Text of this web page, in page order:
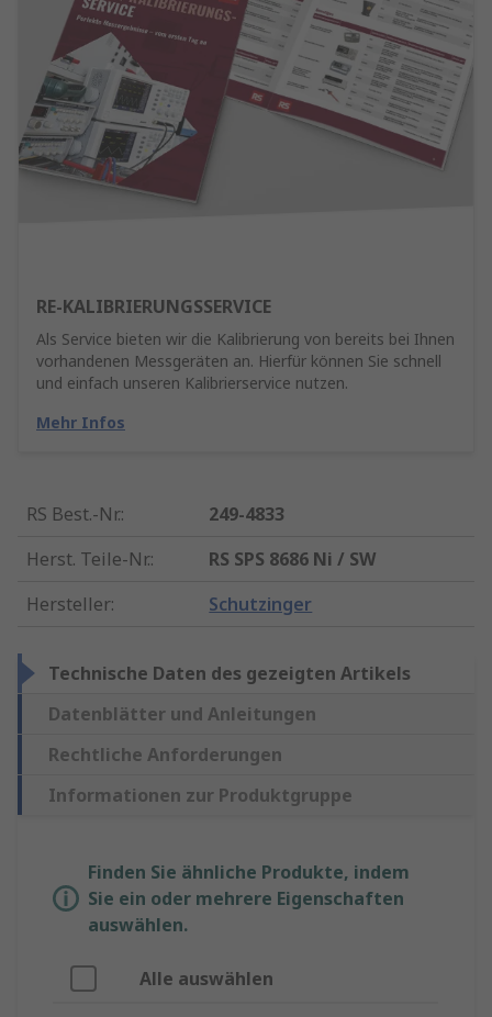
RE-KALIBRIERUNGSSERVICE
Als Service bieten wir die Kalibrierung von bereits bei Ihnen
vorhandenen Messgeräten an. Hierfür können Sie schnell
und einfach unseren Kalibrierservice nutzen.
Mehr Infos
RS Best.-Nr.:
249-4833
Herst. Teile-Nr.:
RS SPS 8686 Ni / SW
Hersteller: Schutzinger
Technische Daten des gezeigten Artikels
Datenblätter und Anleitungen
Rechtliche Anforderungen
Informationen zur Produktgruppe
Finden Sie ähnliche Produkte, indem
Sie ein oder mehrere Eigenschaften
auswählen.
Alle auswählen